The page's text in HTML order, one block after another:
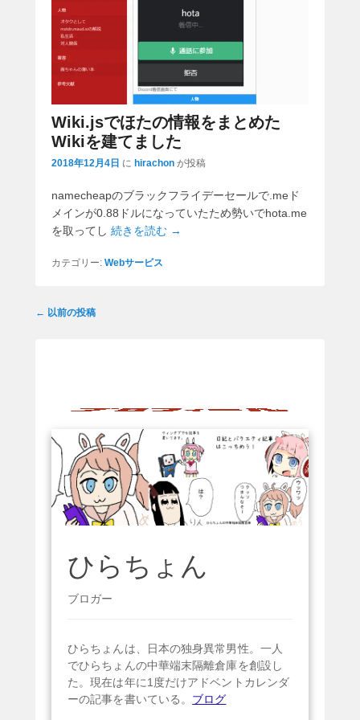
Wiki.jsでほたの情報をまとめた
Wikiを建てました
2018年12月4日 に hirachon が投稿
namecheapのブラックフライデーセールで.meド
メインが0.88ドルになっていたため勢いでhota.me
を取ってし 続きを読む →
カテゴリー: Webサービス
投
← 以前の投稿
ひらちょん
ブロガー
ひらちょんは、日本の独身異常男性。一人
でひらちょんの中華端末隔離倉庫を創設し
た。現在は年に1度だけアドベントカレンダ
ーの記事を書いている。 ブログ